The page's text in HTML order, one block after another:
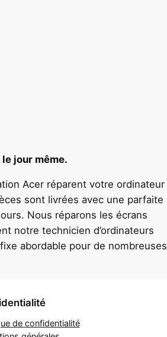
jour même.
Acer réparent votre ordinateur
sont livrées avec une parfaite
Nous réparons les écrans
notre technicien d’ordinateurs
abordable pour de nombreuses
de confidentialité